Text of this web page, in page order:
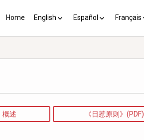
Home English Español Français
概述 《日惹原则》(PDF)